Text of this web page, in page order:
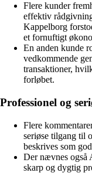
Flere kunder
effektiv
Kappelborg
et fornuftigt
En anden kunde
vedkommende
transaktioner,
forløbet.
Professionel og
Flere
seriøse tilgang til
beskrives som
Der nævnes også
skarp og dygtig